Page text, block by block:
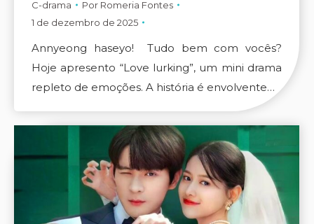
C-drama Por Romeria Fontes
1 de dezembro de 2025
Annyeong haseyo! Tudo bem com vocês?
Hoje apresento “Love lurking”, um mini drama
repleto de emoções. A história é envolvente…